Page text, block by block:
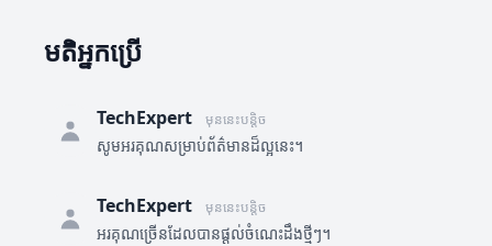
មតិអ្នកប្រើ
TechExpert មុននេះបន្តិច
សូមអរគុណសម្រាប់ព័ត៌មានដ៏ល្អនេះ។
TechExpert មុននេះបន្តិច
អរគុណច្រើនដែលបានផ្តល់ចំណេះដឹងថ្មីៗ។